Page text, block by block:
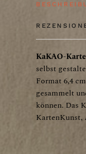
KaKAO-
selbst
Format 6,4
gesammelt
können. Das
KartenKunst,